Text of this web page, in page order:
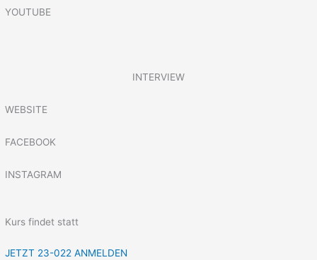
YOUTUBE
INTERVIEW
WEBSITE
FACEBOOK
INSTAGRAM
Kurs findet statt
JETZT 23-022 ANMELDEN